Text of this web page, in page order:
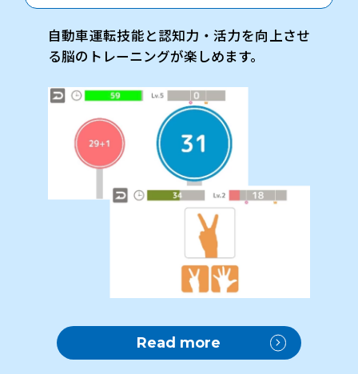
自動車運転技能と認知力・活力を向上させ
る脳のトレーニングが楽しめます。
Read more